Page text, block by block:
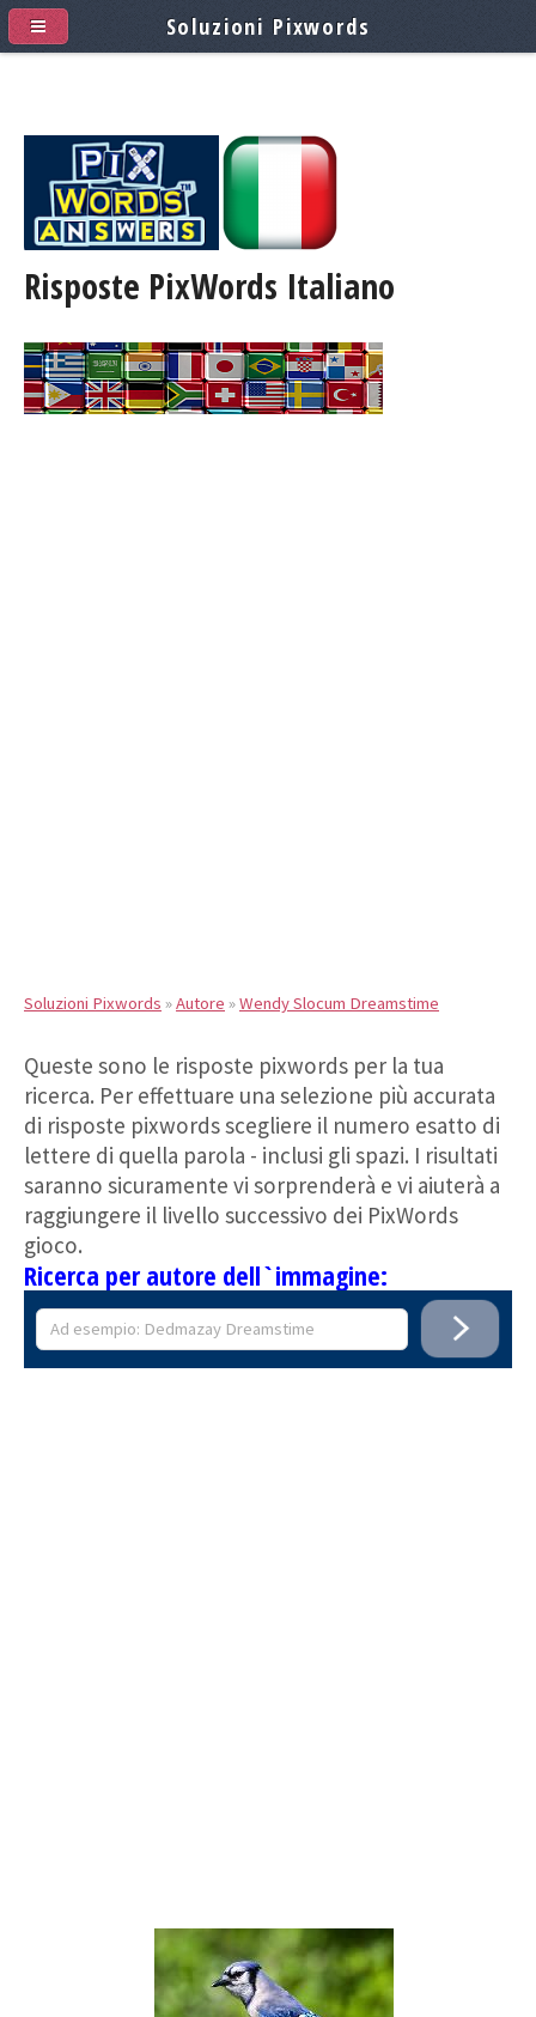
Risposte PixWords Italiano
Soluzioni Pixwords »Autore »Wendy Slocum Dreamstime
Queste sono le risposte pixwords per la tua
ricerca. Per effettuare una selezione più accurata
di risposte pixwords scegliere il numero esatto di
lettere di quella parola - inclusi gli spazi. I risultati
saranno sicuramente vi sorprenderà e vi aiuterà a
raggiungere il livello successivo dei PixWords
gioco.
Ricerca per autore dell`immagine:
Soluzioni Pixwords